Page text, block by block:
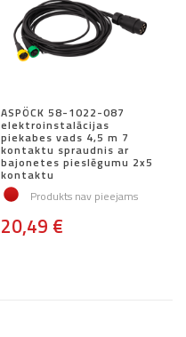
ASPÖCK 58-1022-087
elektroinstalācijas
piekabes vads 4,5 m 7
kontaktu spraudnis ar
bajonetes pieslēgumu 2x5
kontaktu
Produkts nav pieejams
20,49 €